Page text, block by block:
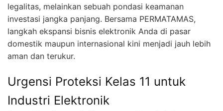
legalitas, melainkan sebuah pondasi keamanan
investasi jangka panjang. Bersama PERMATAMAS,
langkah ekspansi bisnis elektronik Anda di pasar
domestik maupun internasional kini menjadi jauh lebih
aman dan terukur.
Urgensi Proteksi Kelas 11 untuk
Industri Elektronik